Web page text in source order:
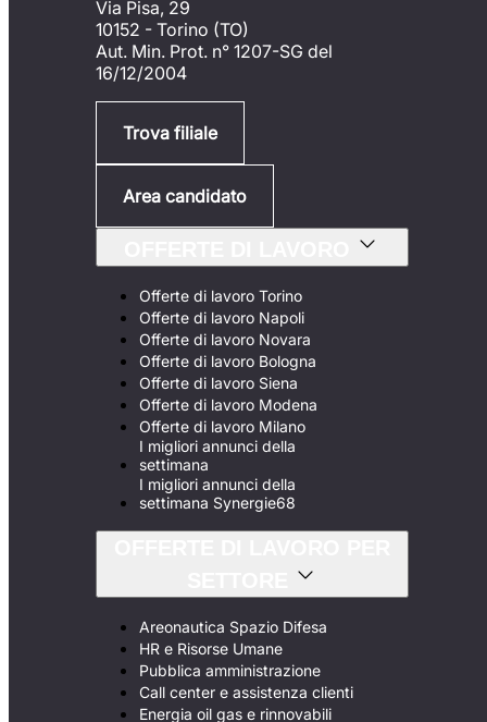
Via Pisa, 29
10152 - Torino (TO)
Aut. Min. Prot. n° 1207-SG del
16/12/2004
Trova filiale
Area candidato
Offerte di lavoro Torino
Offerte di lavoro Napoli
Offerte di lavoro Novara
Offerte di lavoro Bologna
Offerte di lavoro Siena
Offerte di lavoro Modena
Offerte di lavoro Milano
I migliori annunci della
settimana
I migliori annunci della
settimana Synergie68
Areonautica Spazio Difesa
HR e Risorse Umane
Pubblica amministrazione
Call center e assistenza clienti
Energia oil gas e rinnovabili